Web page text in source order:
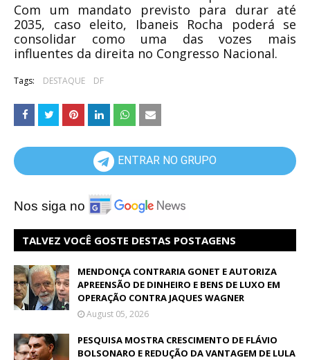
Com um mandato previsto para durar até
2035, caso eleito, Ibaneis Rocha poderá se
consolidar como uma das vozes mais
influentes da direita no Congresso Nacional.
Tags: DESTAQUE DF
ENTRAR NO GRUPO
Nos siga no
TALVEZ VOCÊ GOSTE DESTAS POSTAGENS
MENDONÇA CONTRARIA GONET E AUTORIZA
APREENSÃO DE DINHEIRO E BENS DE LUXO EM
OPERAÇÃO CONTRA JAQUES WAGNER
August 05, 2026
PESQUISA MOSTRA CRESCIMENTO DE FLÁVIO
BOLSONARO E REDUÇÃO DA VANTAGEM DE LULA